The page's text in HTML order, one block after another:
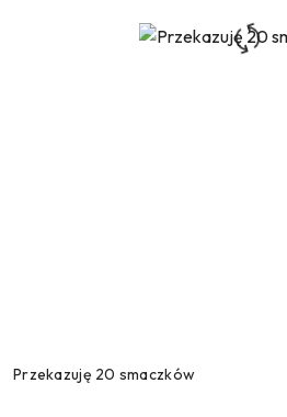
Przekazuję 20 smaczków